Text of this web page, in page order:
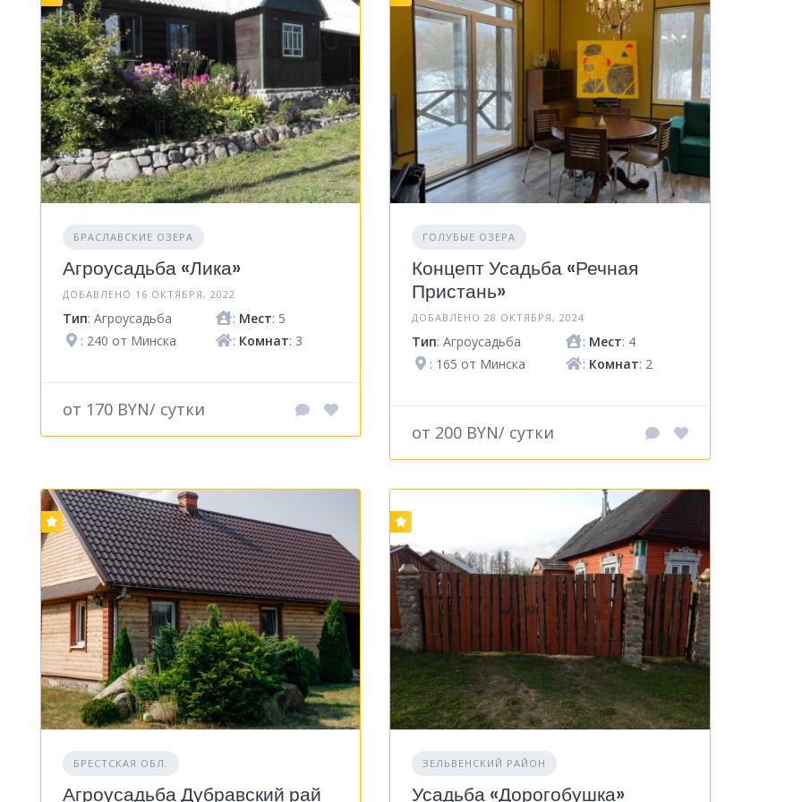
БРАСЛАВСКИЕ ОЗЕРА
Агроусадьба «Лика»
ДОБАВЛЕНО 16 ОКТЯБРЯ, 2022
Тип: Агроусадьба : Мест: 5
: 240 от Минска
: Комнат: 3
от 170 BYN/ сутки
ГОЛУБЫЕ ОЗЕРА
Концепт Усадьба «Речная
Пристань»
ДОБАВЛЕНО 28 ОКТЯБРЯ, 2024
Тип: Агроусадьба : Мест: 4
: 165 от Минска
: Комнат: 2
от 200 BYN/ сутки
БРЕСТСКАЯ ОБЛ.
Агроусадьба Дубравский рай
ЗЕЛЬВЕНСКИЙ РАЙОН
Усадьба «Дорогобушка»